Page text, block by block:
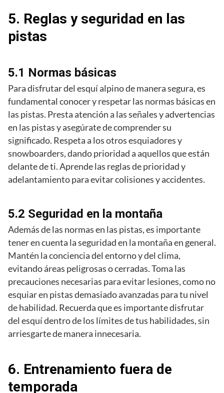
5. Reglas y seguridad en las
pistas
5.1 Normas básicas
Para disfrutar del esquí alpino de manera segura, es
fundamental conocer y respetar las normas básicas en
las pistas. Presta atención a las señales y advertencias
en las pistas y asegúrate de comprender su
significado. Respeta a los otros esquiadores y
snowboarders, dando prioridad a aquellos que están
delante de ti. Aprende las reglas de prioridad y
adelantamiento para evitar colisiones y accidentes.
5.2 Seguridad en la montaña
Además de las normas en las pistas, es importante
tener en cuenta la seguridad en la montaña en general.
Mantén la conciencia del entorno y del clima,
evitando áreas peligrosas o cerradas. Toma las
precauciones necesarias para evitar lesiones, como no
esquiar en pistas demasiado avanzadas para tu nivel
de habilidad. Recuerda que es importante disfrutar
del esquí dentro de los límites de tus habilidades, sin
arriesgarte de manera innecesaria.
6. Entrenamiento fuera de
temporada